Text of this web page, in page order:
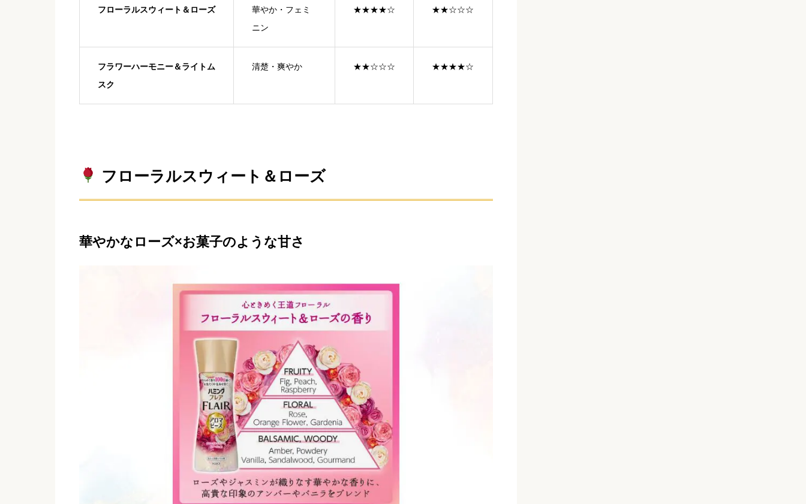
フローラルスウィート＆ローズ
華やか・フェミ
ニン
★★★★☆ ★★☆☆☆
フラワーハーモニー＆ライトム
スク
清楚・爽やか ★★☆☆☆ ★★★★☆
フローラルスウィート＆ローズ
華やかなローズ×お菓子のような甘さ